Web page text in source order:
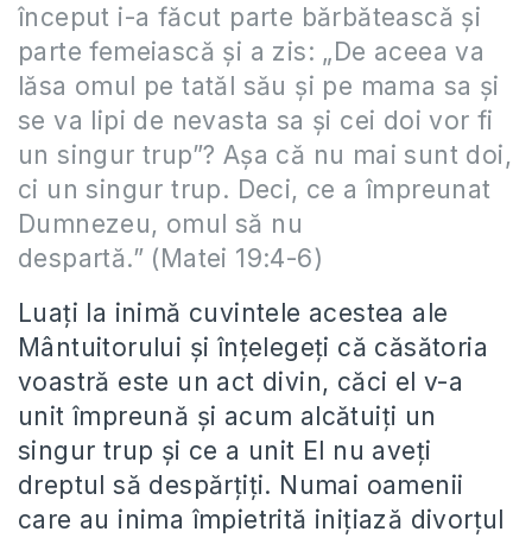
început i-a făcut parte bărbătească şi
parte femeiască şi a zis: „De aceea va
lăsa omul pe tatăl său şi pe mama sa şi
se va lipi de nevasta sa şi cei doi vor fi
un singur trup”? Aşa că nu mai sunt doi,
ci un singur trup. Deci, ce a împreunat
Dumnezeu, omul să nu
despartă.” (Matei 19:4-6)
Luați la inimă cuvintele acestea ale
Mântuitorului și înțelegeți că căsătoria
voastră este un act divin, căci el v-a
unit împreună și acum alcătuiți un
singur trup și ce a unit El nu aveți
dreptul să despărțiți. Numai oamenii
care au inima împietrită inițiază divorțul